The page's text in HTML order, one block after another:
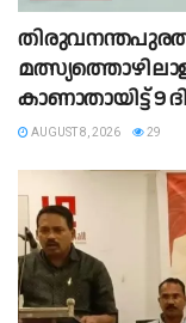
കാണാതായിട്ട് 9
AUGUST 8, 2026 29